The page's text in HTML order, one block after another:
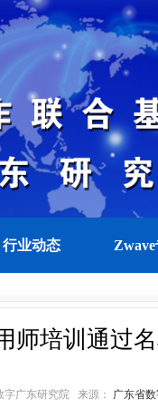
行业动态
师培训通过名
字广东研究院 来源： 广东省